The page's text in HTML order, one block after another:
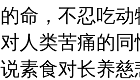
命，不忍吃
人类苦痛的
素食对长养